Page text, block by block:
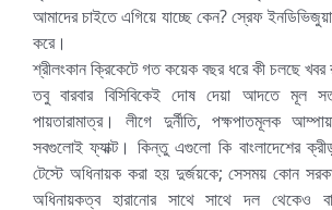
আমাদের চাইতে এগিয়ে যাচ্ছে কেন? স্রেফ
করে।
শ্রীলংকান ক্রিকেটে গত কয়েক বছর ধরে কী চলছে খবর
তবু বারবার বিসিবিকেই দোষ দেয়া আদতে মূল
পায়তারামাত্র। লীগে দুর্নীতি, পক্ষপাতমূলক
সবগুলোই ফ্যাক্ট। কিন্তু এগুলো কি বাংলাদেশের
টেস্টে অধিনায়ক করা হয় দুর্জয়কে; সেসময় কোন
অধিনায়কত্ব হারানোর সাথে সাথে দল থেকেও